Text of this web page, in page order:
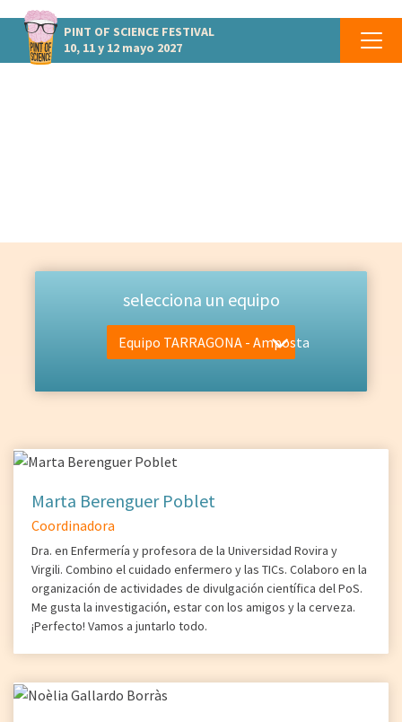
PINT OF SCIENCE FESTIVAL
10, 11 y 12 mayo 2027
selecciona un equipo
Equipo TARRAGONA - Amposta
Marta Berenguer Poblet
Coordinadora
Dra. en Enfermería y profesora de la Universidad Rovira y
Virgili. Combino el cuidado enfermero y las TICs. Colaboro en la
organización de actividades de divulgación científica del PoS.
Me gusta la investigación, estar con los amigos y la cerveza.
¡Perfecto! Vamos a juntarlo todo.